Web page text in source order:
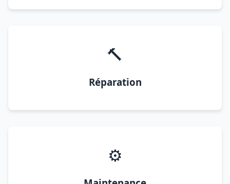
🔨
Réparation
⚙️